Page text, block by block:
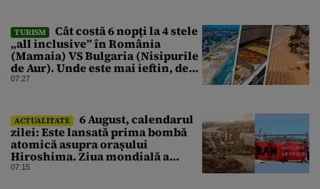
TURISM
Cât costă 6 nopți la 4 stele
„all inclusive” în România
(Mamaia) VS Bulgaria (Nisipurile
de Aur). Unde este mai ieftin, de
fapt
07:27
ACTUALITATE
6 August, calendarul
zilei: Este lansată prima bombă
atomică asupra orașului
Hiroshima. Ziua mondială a
luptei pentru interzicerea armei
07:15